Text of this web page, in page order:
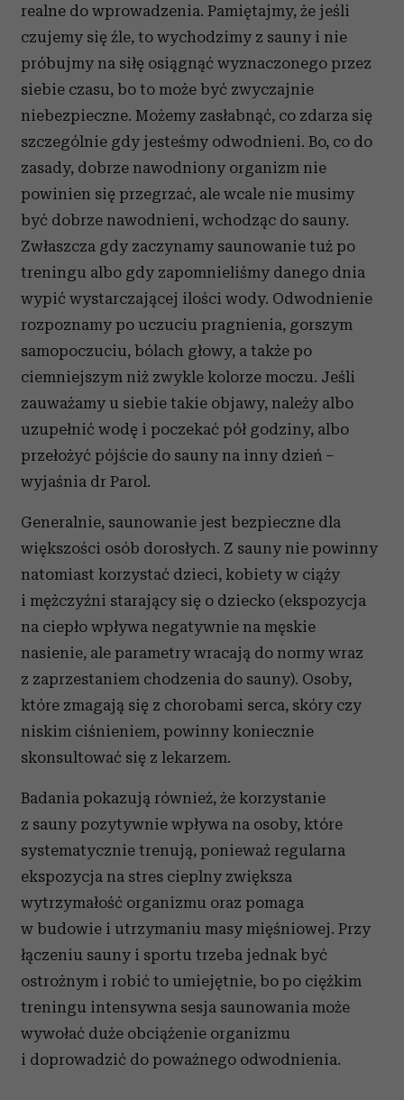
realne do wprowadzenia. Pamiętajmy, że jeśli
czujemy się źle, to wychodzimy z sauny i nie
próbujmy na siłę osiągnąć wyznaczonego przez
siebie czasu, bo to może być zwyczajnie
niebezpieczne. Możemy zasłabnąć, co zdarza się
szczególnie gdy jesteśmy odwodnieni. Bo, co do
zasady, dobrze nawodniony organizm nie
powinien się przegrzać, ale wcale nie musimy
być dobrze nawodnieni, wchodząc do sauny.
Zwłaszcza gdy zaczynamy saunowanie tuż po
treningu albo gdy zapomnieliśmy danego dnia
wypić wystarczającej ilości wody. Odwodnienie
rozpoznamy po uczuciu pragnienia, gorszym
samopoczuciu, bólach głowy, a także po
ciemniejszym niż zwykle kolorze moczu. Jeśli
zauważamy u siebie takie objawy, należy albo
uzupełnić wodę i poczekać pół godziny, albo
przełożyć pójście do sauny na inny dzień –
wyjaśnia dr Parol.
Generalnie, saunowanie jest bezpieczne dla
większości osób dorosłych. Z sauny nie powinny
natomiast korzystać dzieci, kobiety w ciąży
i mężczyźni starający się o dziecko (ekspozycja
na ciepło wpływa negatywnie na męskie
nasienie, ale parametry wracają do normy wraz
z zaprzestaniem chodzenia do sauny). Osoby,
które zmagają się z chorobami serca, skóry czy
niskim ciśnieniem, powinny koniecznie
skonsultować się z lekarzem.
Badania pokazują również, że korzystanie
z sauny pozytywnie wpływa na osoby, które
systematycznie trenują, ponieważ regularna
ekspozycja na stres cieplny zwiększa
wytrzymałość organizmu oraz pomaga
w budowie i utrzymaniu masy mięśniowej. Przy
łączeniu sauny i sportu trzeba jednak być
ostrożnym i robić to umiejętnie, bo po ciężkim
treningu intensywna sesja saunowania może
wywołać duże obciążenie organizmu
i doprowadzić do poważnego odwodnienia.